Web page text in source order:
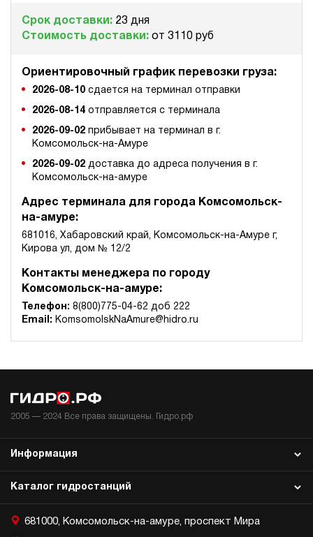
Срок доставки: 23 дня
Стоимость доставки: от 3110 руб
Ориентировочный график перевозки груза:
2026-08-10 сдается на терминал отправки
2026-08-14 отправляется с терминала
2026-09-02 прибывает на терминал в г.
Комсомольск-на-Амуре
2026-09-02 доставка до адреса получения в г.
Комсомольск-на-амуре
Адрес терминала для города Комсомольск-
на-амуре:
681016, Хабаровский край, Комсомольск-на-Амуре г,
Кирова ул, дом № 12/2
Контакты менеджера по городу
Комсомольск-на-амуре:
Телефон: 8(800)775-04-62 доб 222
Email: KomsomolskNaAmure@hidro.ru
2005 — 2024 Все права защищены. Гидро.рф
Каталог гидростанций
Информация
681000, Комсомольск-на-амуре, проспект Мира